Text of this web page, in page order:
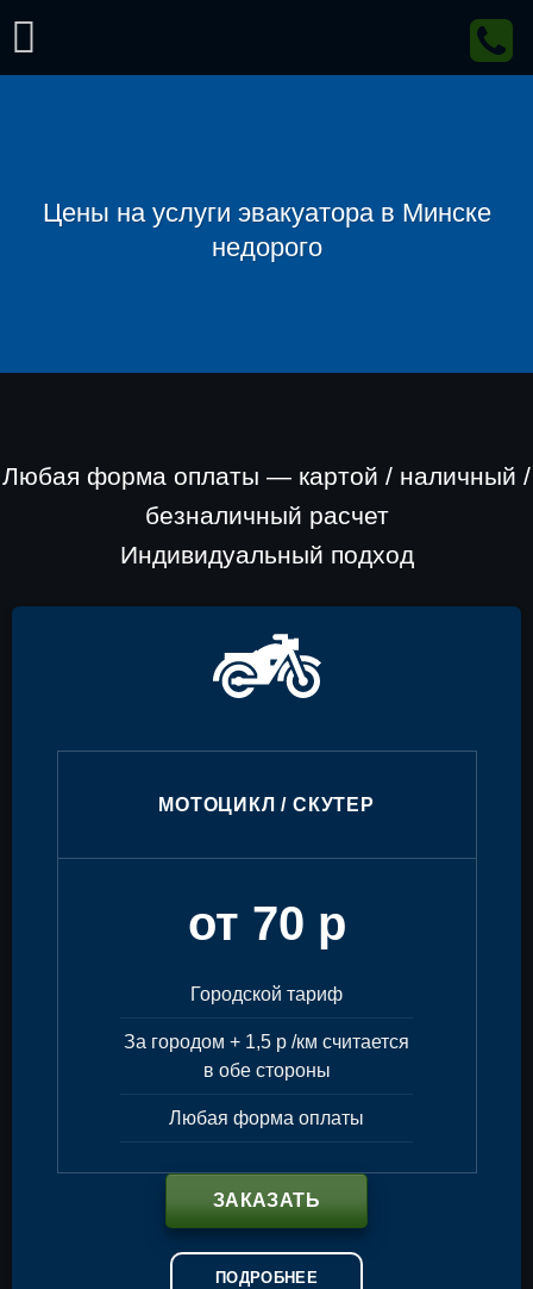
content
Цены на услуги эвакуатора в Минске
недорого
Любая форма оплаты — картой / наличный /
безналичный расчет
Индивидуальный подход
МОТОЦИКЛ / СКУТЕР
от 70 р
Городской тариф
За городом + 1,5 р /км считается
в обе стороны
Любая форма оплаты
ЗАКАЗАТЬ
ПОДРОБНЕЕ